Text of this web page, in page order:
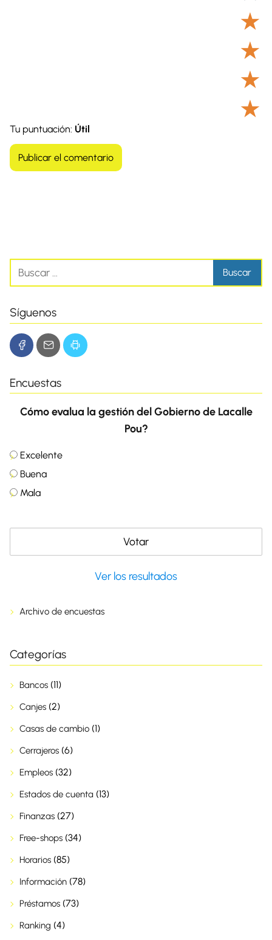
★
★
★
★
Tu puntuación: Útil
Síguenos
Encuestas
Cómo evalua la gestión del Gobierno de Lacalle
Pou?
Excelente
Buena
Mala
Ver los resultados
Archivo de encuestas
Categorías
Bancos (11)
Canjes (2)
Casas de cambio (1)
Cerrajeros (6)
Empleos (32)
Estados de cuenta (13)
Finanzas (27)
Free-shops (34)
Horarios (85)
Información (78)
Préstamos (73)
Ranking (4)